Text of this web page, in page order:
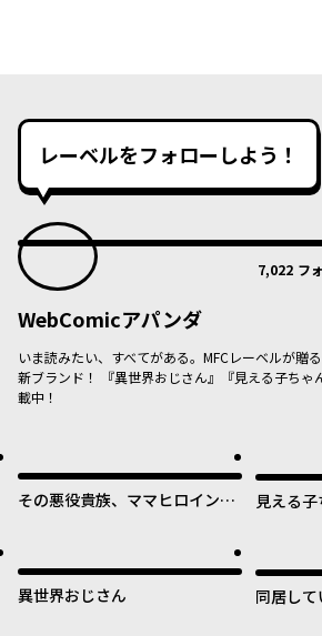
レーベルをフォローしよう！
7,022 フ
WebComicアパンダ
いま読みたい、すべてがある。MFCレーベルが贈
新ブランド！ 『異世界おじさん』『見える子ちゃ
載中！
その悪役貴族、ママヒロインが
くる～
見える子
異世界おじさん
同居し